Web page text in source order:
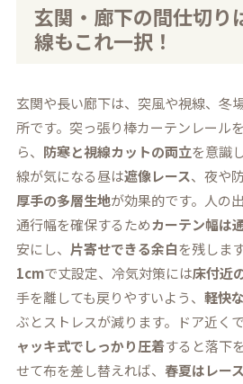
玄関・廊下の間仕切り
線もこれ一択！
玄関や長い廊下は、突風や視線、冬
所です。突っ張り棒カーテンレール
ら、 防寒と視線カットの両立を意識
線が気になる昼は遮像レース、夜や
厚手の多層生地が効果的です。人の
通行幅を確保するためカーテン幅は
安にし、 片寄せできる余白を残しま
1cmで丈設定、冷気対策には床付近
手を離しても戻りやすいよう、軽快
ぶとストレスが減ります。ドア近く
ャッキ式でしっかり圧着すると落下
せて布を差し替えれば、 春夏はレー